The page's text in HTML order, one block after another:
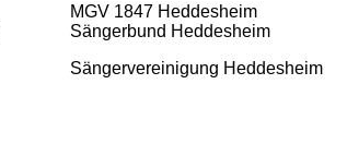
MGV 1847 Heddesheim
Sängerbund Heddesheim
Sängervereinigung Heddesheim